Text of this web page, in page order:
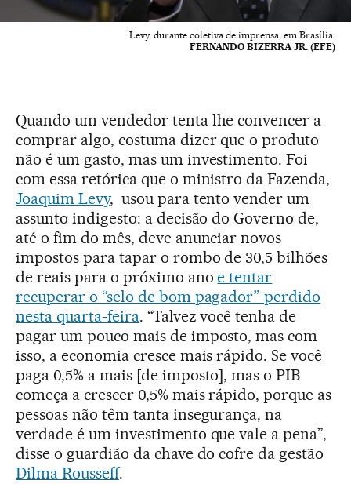
Levy, durante coletiva de imprensa, em Brasília.
FERNANDO BIZERRA JR. (EFE)
Quando um vendedor tenta lhe convencer a
comprar algo, costuma dizer que o produto
não é um gasto, mas um investimento. Foi
com essa retórica que o ministro da Fazenda,
Joaquim Levy, usou para tento vender um
assunto indigesto: a decisão do Governo de,
até o fim do mês, deve anunciar novos
impostos para tapar o rombo de 30,5 bilhões
de reais para o próximo anoe tentar
recuperar o “selo de bom pagador” perdido
nesta quarta-feira. “Talvez você tenha de
pagar um pouco mais de imposto, mas com
isso, a economia cresce mais rápido. Se você
paga 0,5% a mais [de imposto], mas o PIB
começa a crescer 0,5% mais rápido, porque as
pessoas não têm tanta insegurança, na
verdade é um investimento que vale a pena”,
disse o guardião da chave do cofre da gestão
Dilma Rousseff.